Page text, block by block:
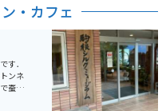
できます。
・カフェ
す．
ンネ
蚕に
虫の